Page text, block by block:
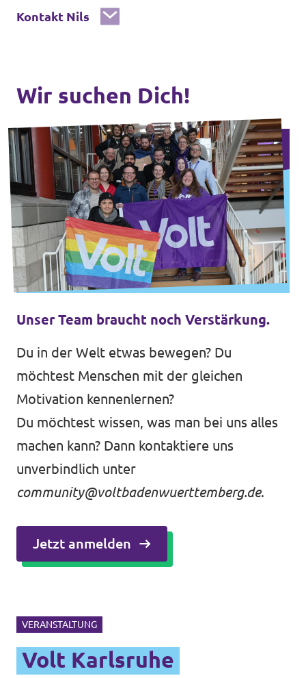
Kontakt Nils
Wir suchen Dich!
Unser Team braucht noch Verstärkung.
Du in der Welt etwas bewegen? Du
möchtest Menschen mit der gleichen
Motivation kennenlernen?
Du möchtest wissen, was man bei uns alles
machen kann? Dann kontaktiere uns
unverbindlich unter
community@voltbadenwuerttemberg.de.
Jetzt anmelden
VERANSTALTUNG
Volt Karlsruhe